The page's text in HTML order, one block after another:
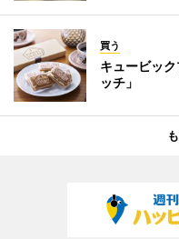
買う
キュービッ
ッチ」